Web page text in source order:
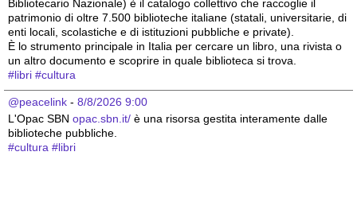
Bibliotecario Nazionale) è il catalogo collettivo che raccoglie il
patrimonio di oltre 7.500 biblioteche italiane (statali, universitarie, di
enti locali, scolastiche e di istituzioni pubbliche e private).
È lo strumento principale in Italia per cercare un libro, una rivista o
un altro documento e scoprire in quale biblioteca si trova.
#libri #cultura
@peacelink - 8/8/2026 9:00
L'Opac SBN opac.sbn.it/ è una risorsa gestita interamente dalle
biblioteche pubbliche.
#cultura #libri